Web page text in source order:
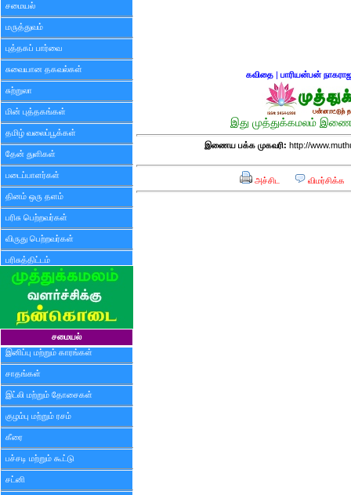
சமையல்
மருத்துவம்
புத்தகப் பார்வை
சுவையான தகவல்கள்
சுற்றுலா
மின் புத்தகங்கள்
தமிழ் வலைப்பூக்கள்
தேன் துளிகள்
படைப்பாளர்கள்
தினம் ஒரு தளம்
பரிசு பெற்றவர்கள்
விருது பெற்றவர்கள்
பரிசுத்திட்டம்
சமையல்
இனிப்பு மற்றும் காரங்கள்
சாதங்கள்
இட்லி மற்றும் தோசைகள்
குழம்பு மற்றும் ரசம்
கீரை
பச்சடி மற்றும் கூட்டு
சட்னி
கவிதை| பாரியன்பன்
இது முத்துக்கமலம்
இணைய பக்க முகவரி: http://
அச்சிட விமர்சிக்க